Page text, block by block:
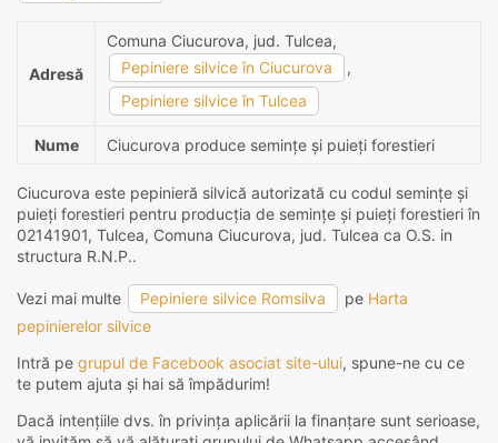
Adresă
Comuna Ciucurova, jud. Tulcea,
Pepiniere silvice în Ciucurova
,
Pepiniere silvice în Tulcea
Nume Ciucurova produce semințe și puieți forestieri
Ciucurova este pepinieră silvică autorizată cu codul semințe și
puieți forestieri pentru producția de semințe și puieți forestieri în
02141901, Tulcea, Comuna Ciucurova, jud. Tulcea ca O.S. in
structura R.N.P..
Vezi mai multe Pepiniere silvice Romsilva pe Harta
pepinierelor silvice
Intră pe grupul de Facebook asociat site-ului, spune-ne cu ce
te putem ajuta și hai să împădurim!
Dacă intențiile dvs. în privința aplicării la finanțare sunt serioase,